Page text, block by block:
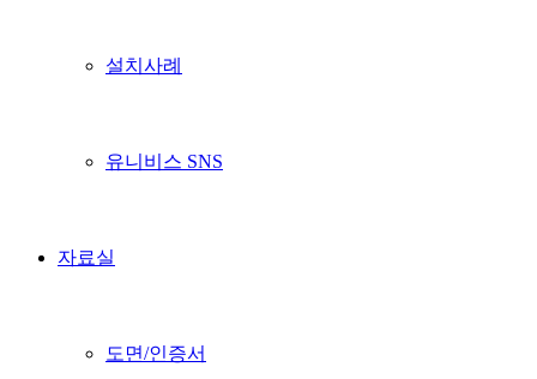
설치사례
유니비스 SNS
자료실
도면/인증서